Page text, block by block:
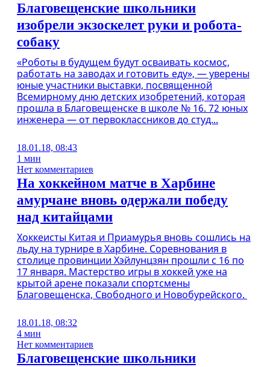
Благовещенские школьники
изобрели экзоскелет руки и робота-
собаку
«Роботы в будущем будут осваивать космос,
работать на заводах и готовить еду», — уверены
юные участники выставки, посвященной
Всемирному дню детских изобретений, которая
прошла в Благовещенске в школе № 16. 72 юных
инженера — от первоклассников до студ...
18.01.18, 08:43
1 мин
Нет комментариев
На хоккейном матче в Харбине
амурчане вновь одержали победу
над китайцами
Хоккеисты Китая и Приамурья вновь сошлись на
льду на турнире в Харбине. Соревнования в
столице провинции Хэйлунцзян прошли с 16 по
17 января. Мастерство игры в хоккей уже на
крытой арене показали спортсмены
Благовещенска, Свободного и Новобурейского.
18.01.18, 08:32
4 мин
Нет комментариев
Благовещенские школьники